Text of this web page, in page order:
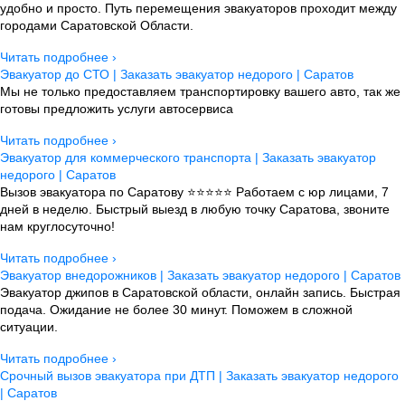
удобно и просто. Путь перемещения эвакуаторов проходит между
городами Саратовской Области.
Читать подробнее ›
Эвакуатор до СТО | Заказать эвакуатор недорого | Саратов
Мы не только предоставляем транспортировку вашего авто, так же
готовы предложить услуги автосервиса
Читать подробнее ›
Эвакуатор для коммерческого транспорта | Заказать эвакуатор
недорого | Саратов
Вызов эвакуатора по Саратову ⭐⭐⭐⭐⭐ Работаем с юр лицами, 7
дней в неделю. Быстрый выезд в любую точку Саратова, звоните
нам круглосуточно!
Читать подробнее ›
Эвакуатор внедорожников | Заказать эвакуатор недорого | Саратов
Эвакуатор джипов в Саратовской области, онлайн запись. Быстрая
подача. Ожидание не более 30 минут. Поможем в сложной
ситуации.
Читать подробнее ›
Срочный вызов эвакуатора при ДТП | Заказать эвакуатор недорого
| Саратов